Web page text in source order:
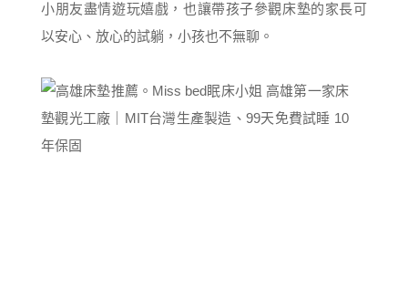
小朋友盡情遊玩嬉戲，也讓帶孩子參觀床墊的家長可
以安心、放心的試躺，小孩也不無聊。